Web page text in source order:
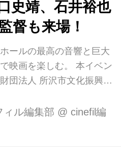
史靖、石井裕也
督も来場！
ールの最高の音響と巨大
映画を楽しむ。 本イベン
団法人 所沢市文化振興事
）が企画・運営し、日本
外でも注目を集めた話題
ィル編集部 @ cinefil編